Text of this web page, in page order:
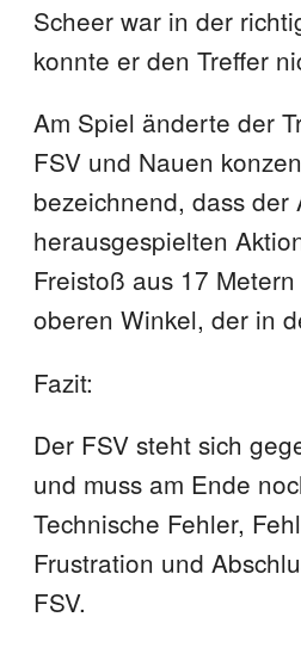
Scheer war in der
konnte er den Treffer
Am Spiel änderte der
FSV und Nauen
bezeichnend, dass
herausgespielten
Freistoß aus 17
oberen Winkel, der in
Fazit:
Der FSV steht sich
und muss am Ende
Technische Fehler,
Frustration und
FSV.